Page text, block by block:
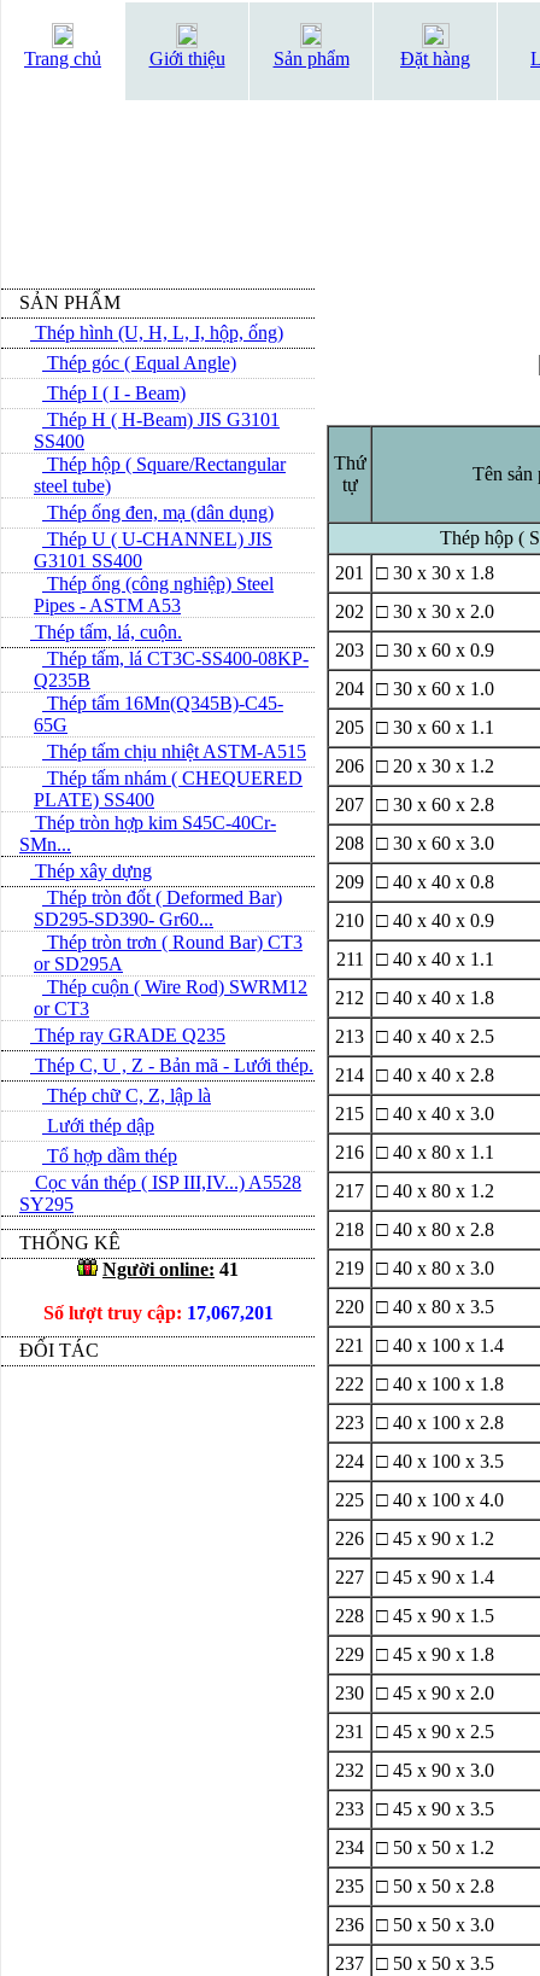
Trang chủ Giới thiệu Sản phẩm Đặt hàng
SẢN PHẨM
Thép hình (U, H, L, I, hộp, ống)
Thép góc ( Equal Angle)
Thép I ( I - Beam)
Thép H ( H-Beam) JIS G3101
SS400
Thép hộp ( Square/Rectangular
steel tube)
Thép ống đen, mạ (dân dụng)
Thép U ( U-CHANNEL) JIS
G3101 SS400
Thép ống (công nghiệp) Steel
Pipes - ASTM A53
Thép tấm, lá, cuộn.
Thép tấm, lá CT3C-SS400-08KP-
Q235B
Thép tấm 16Mn(Q345B)-C45-
65G
Thép tấm chịu nhiệt ASTM-A515
Thép tấm nhám ( CHEQUERED
PLATE) SS400
Thép tròn hợp kim S45C-40Cr-
SMn...
Thép xây dựng
Thép tròn đốt ( Deformed Bar)
SD295-SD390- Gr60...
Thép tròn trơn ( Round Bar) CT3
or SD295A
Thép cuộn ( Wire Rod) SWRM12
or CT3
Thép ray GRADE Q235
Thép C, U , Z - Bản mã - L­ưới thép.
Thép chữ C, Z, lập là
Lưới thép dập
Tổ hợp dầm thép
Cọc ván thép ( ISP III,IV...) A5528
SY295
THỐNG KÊ
Người online: 41
Số lượt truy cập: 17,067,201
ĐỐI TÁC
Thứ
tự
Tên sản
Thép hộp (
201
□ 30 x 30 x 1.8
202
□ 30 x 30 x 2.0
203 □ 30 x 60 x 0.9
204 □ 30 x 60 x 1.0
205 □ 30 x 60 x 1.1
206 □ 20 x 30 x 1.2
207 □ 30 x 60 x 2.8
208 □ 30 x 60 x 3.0
209 □ 40 x 40 x 0.8
210 □ 40 x 40 x 0.9
211
□ 40 x 40 x 1.1
212
□ 40 x 40 x 1.8
213 □ 40 x 40 x 2.5
214 □ 40 x 40 x 2.8
215 □ 40 x 40 x 3.0
216 □ 40 x 80 x 1.1
217 □ 40 x 80 x 1.2
218 □ 40 x 80 x 2.8
219 □ 40 x 80 x 3.0
220 □ 40 x 80 x 3.5
221
□ 40 x 100 x 1.4
222
□ 40 x 100 x 1.8
223 □ 40 x 100 x 2.8
224 □ 40 x 100 x 3.5
225 □ 40 x 100 x 4.0
226 □ 45 x 90 x 1.2
227 □ 45 x 90 x 1.4
228 □ 45 x 90 x 1.5
229 □ 45 x 90 x 1.8
230 □ 45 x 90 x 2.0
231
□ 45 x 90 x 2.5
232
□ 45 x 90 x 3.0
233 □ 45 x 90 x 3.5
234 □ 50 x 50 x 1.2
235 □ 50 x 50 x 2.8
236 □ 50 x 50 x 3.0
237 □ 50 x 50 x 3.5